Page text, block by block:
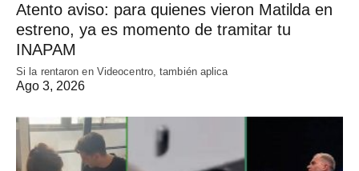
Atento aviso: para quienes vieron Matilda en
estreno, ya es momento de tramitar tu
INAPAM
Si la rentaron en Videocentro, también aplica
Ago 3, 2026